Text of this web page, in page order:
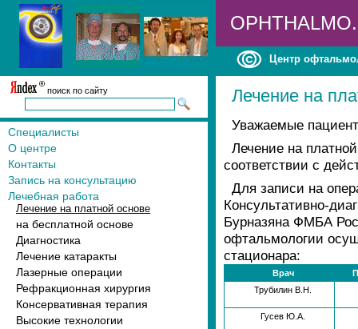
Центр
поиск по сайту
Специалисты
О центре
Контакты
Запись на консультацию
Лечебная работа
Лечение на платной основе
на бесплатной основе
Диагностика
Лечение катаракты
Лазерные операции
Рефракционная хирургия
Консервативная терапия
Высокие технологии
Лечение на
Уважаемые
Лечение на
соответствии с
Для записи на
Консультативно-
Бурназяна ФМБА
офтальмологии
стационара:
Врач
Трубилин В.Н.
Гусев Ю.А.